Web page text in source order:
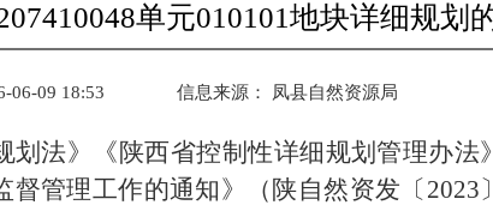
单元010101地块详细规划
06-09 18:53 信息来源： 凤县自然资源局
划法》《陕西省控制性详细规划管理办法
管理工作的通知》（陕自然资发〔2023